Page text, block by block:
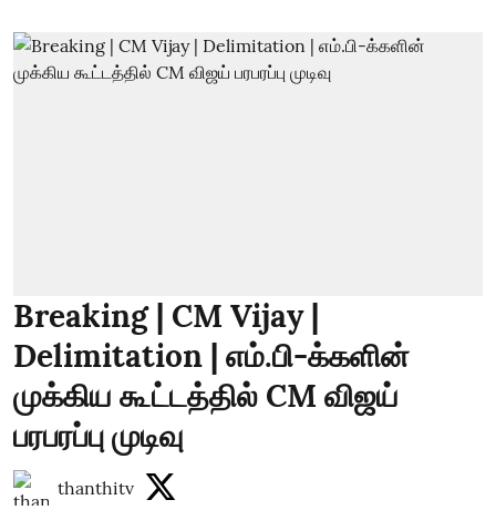
Breaking | CM Vijay |
Delimitation | எம்.பி-க்களின்
முக்கிய கூட்டத்தில் CM விஜய்
பரபரப்பு முடிவு
thanthitv